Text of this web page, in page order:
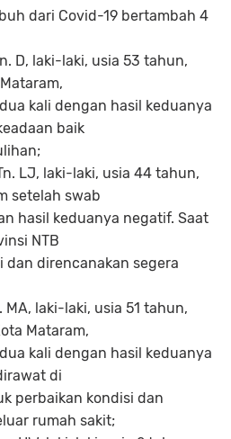
dari Covid-19 bertambah 4
D, laki-laki, usia 53 tahun,
kali dengan hasil keduanya
baik
LJ, laki-laki, usia 44 tahun,
setelah swab
hasil keduanya negatif. Saat
NTB
direncanakan segera
MA, laki-laki, usia 51 tahun,
Mataram,
kali dengan hasil keduanya
di
perbaikan kondisi dan
rumah sakit;